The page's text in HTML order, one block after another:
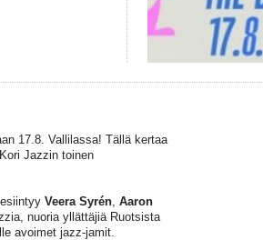
17.8. Vallilassa! Tällä kertaa
Jazzin toinen
Veera Syrén, Aaron
nuoria yllättäjiä Ruotsista
avoimet jazz-jamit.